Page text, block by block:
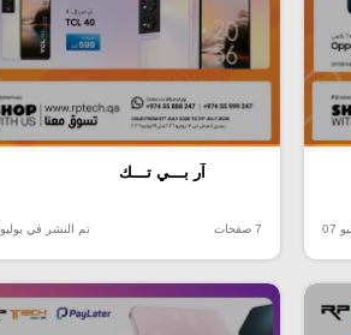
آر بـــي تـــك
7 صفحات تم النشر في يوليو 07